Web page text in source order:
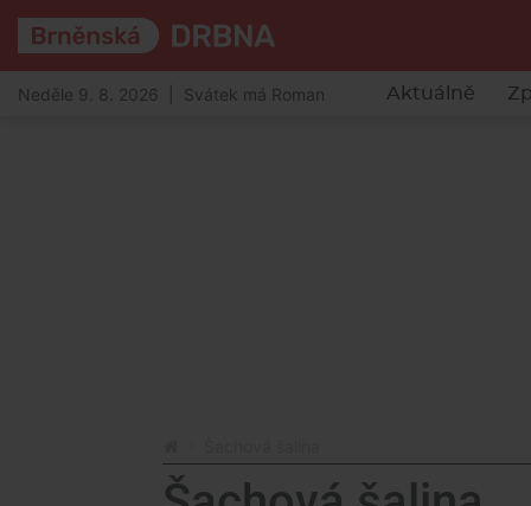
Neděle 9. 8. 2026 | Svátek má Roman Aktuálně